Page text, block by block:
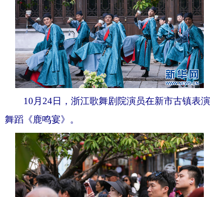
10月24日，浙江歌舞剧院演员在新市古镇表演
舞蹈《鹿鸣宴》。